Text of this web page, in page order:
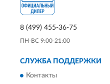
8 (499) 455-36-75
ПН-ВС 9:00-21:00
СЛУЖБА ПОДДЕРЖКИ
Контакты